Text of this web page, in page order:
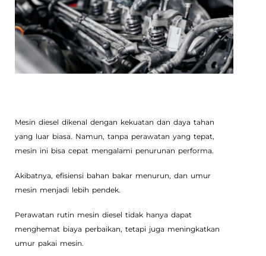
Mesin diesel dikenal dengan kekuatan dan daya tahan
yang luar biasa. Namun, tanpa perawatan yang tepat,
mesin ini bisa cepat mengalami penurunan performa.
Akibatnya, efisiensi bahan bakar menurun, dan umur
mesin menjadi lebih pendek.
Perawatan rutin mesin diesel tidak hanya dapat
menghemat biaya perbaikan, tetapi juga meningkatkan
umur pakai mesin.